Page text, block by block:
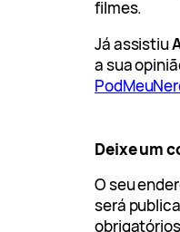
filmes.
Já assistiu
a sua
Deixe um
O seu
será